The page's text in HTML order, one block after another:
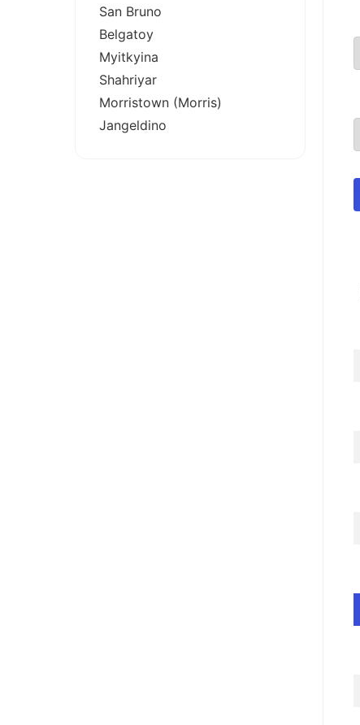
San Bruno
Belgatoy
Myitkyina
Shahriyar
Morristown (Morris)
Jangeldino